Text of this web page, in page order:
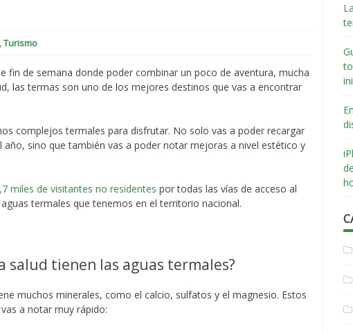
,Turismo
fin de semana donde poder combinar un poco de aventura, mucha
las termas son uno de los mejores destinos que vas a encontrar
complejos termales para disfrutar. No solo vas a poder recargar
año, sino que también vas a poder notar mejoras a nivel estético y
miles de visitantes no residentes por todas las vías de acceso al
termales que tenemos en el territorio nacional.
salud tienen las aguas termales?
muchos minerales, como el calcio, sulfatos y el magnesio. Estos
a notar muy rápido: